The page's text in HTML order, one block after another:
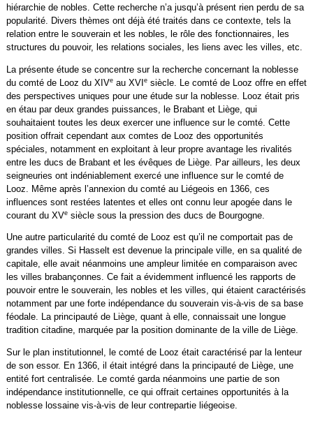
hiérarchie de nobles. Cette recherche n’a jusqu’à présent rien perdu de sa
popularité. Divers thèmes ont déjà été traités dans ce contexte, tels la
relation entre le souverain et les nobles, le rôle des fonctionnaires, les
structures du pouvoir, les relations sociales, les liens avec les villes, etc.
La présente étude se concentre sur la recherche concernant la noblesse
du comté de Looz du XIVeau XVIesiècle. Le comté de Looz offre en effet
des perspectives uniques pour une étude sur la noblesse. Looz était pris
en étau par deux grandes puissances, le Brabant et Liège, qui
souhaitaient toutes les deux exercer une influence sur le comté. Cette
position offrait cependant aux comtes de Looz des opportunités
spéciales, notamment en exploitant à leur propre avantage les rivalités
entre les ducs de Brabant et les évêques de Liège. Par ailleurs, les deux
seigneuries ont indéniablement exercé une influence sur le comté de
Looz. Même après l’annexion du comté au Liégeois en 1366, ces
influences sont restées latentes et elles ont connu leur apogée dans le
courant du XVesiècle sous la pression des ducs de Bourgogne.
Une autre particularité du comté de Looz est qu’il ne comportait pas de
grandes villes. Si Hasselt est devenue la principale ville, en sa qualité de
capitale, elle avait néanmoins une ampleur limitée en comparaison avec
les villes brabançonnes. Ce fait a évidemment influencé les rapports de
pouvoir entre le souverain, les nobles et les villes, qui étaient caractérisés
notamment par une forte indépendance du souverain vis-à-vis de sa base
féodale. La principauté de Liège, quant à elle, connaissait une longue
tradition citadine, marquée par la position dominante de la ville de Liège.
Sur le plan institutionnel, le comté de Looz était caractérisé par la lenteur
de son essor. En 1366, il était intégré dans la principauté de Liège, une
entité fort centralisée. Le comté garda néanmoins une partie de son
indépendance institutionnelle, ce qui offrait certaines opportunités à la
noblesse lossaine vis-à-vis de leur contrepartie liégeoise.